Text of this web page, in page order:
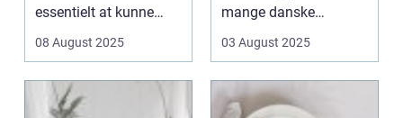
essentielt at kunne
bedø...
08 August 2025
mange danske
virksomheder, der
opererer p&ar...
03 August 2025